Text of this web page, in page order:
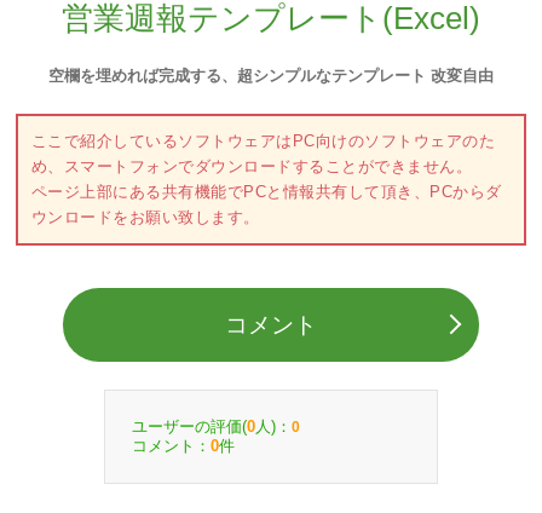
営業週報テンプレート(Excel)
空欄を埋めれば完成する、超シンプルなテンプレート 改変自由
ここで紹介しているソフトウェアはPC向けのソフトウェアのた
め、スマートフォンでダウンロードすることができません。
ページ上部にある共有機能でPCと情報共有して頂き、PCからダ
ウンロードをお願い致します。
コメント
ユーザーの評価(0 人)： 0
コメント： 0件